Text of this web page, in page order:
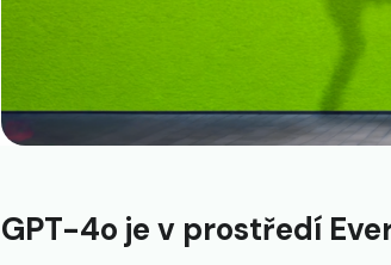
GPT-4o je v prostředí